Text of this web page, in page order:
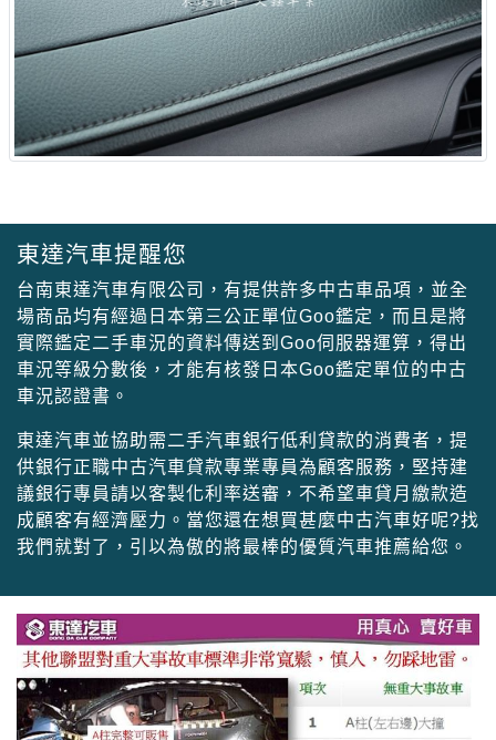
東達汽車提醒您
台南東達汽車有限公司，有提供許多中古車品項，並全
場商品均有經過日本第三公正單位Goo鑑定，而且是將
實際鑑定二手車況的資料傳送到Goo伺服器運算，得出
車況等級分數後，才能有核發日本Goo鑑定單位的中古
車況認證書。
東達汽車並協助需二手汽車銀行低利貸款的消費者，提
供銀行正職中古汽車貸款專業專員為顧客服務，堅持建
議銀行專員請以客製化利率送審，不希望車貸月繳款造
成顧客有經濟壓力。當您還在想買甚麼中古汽車好呢?找
我們就對了，引以為傲的將最棒的優質汽車推薦給您。